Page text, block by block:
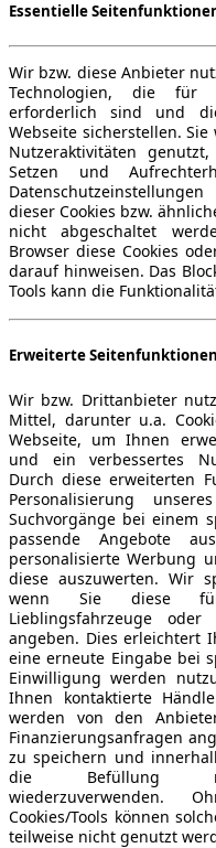
Essentielle
Wir bzw. diese Anbieter
Technologien, die für
erforderlich sind und
Webseite sicherstellen.
Nutzeraktivitäten
Setzen und
dieser Cookies bzw.
nicht abgeschaltet
Browser diese Cookies
darauf hinweisen. Das
Tools kann die
Erweiterte Seitenfunktionen
Wir bzw. Drittanbieter
Mittel, darunter u.a.
Webseite, um Ihnen
und ein verbessertes
Durch diese erweiterten
Personalisierung
Suchvorgänge bei einem
passende Angebote
personalisierte Werbung
diese auszuwerten. Wir
wenn Sie diese für
Lieblingsfahrzeuge
angeben. Dies erleichtert
eine erneute Eingabe bei
Einwilligung werden
Ihnen kontaktierte
werden von den
Finanzierungsanfragen
zu speichern und
die Befüllung
wiederzuverwenden.
Cookies/Tools können
teilweise nicht genutzt